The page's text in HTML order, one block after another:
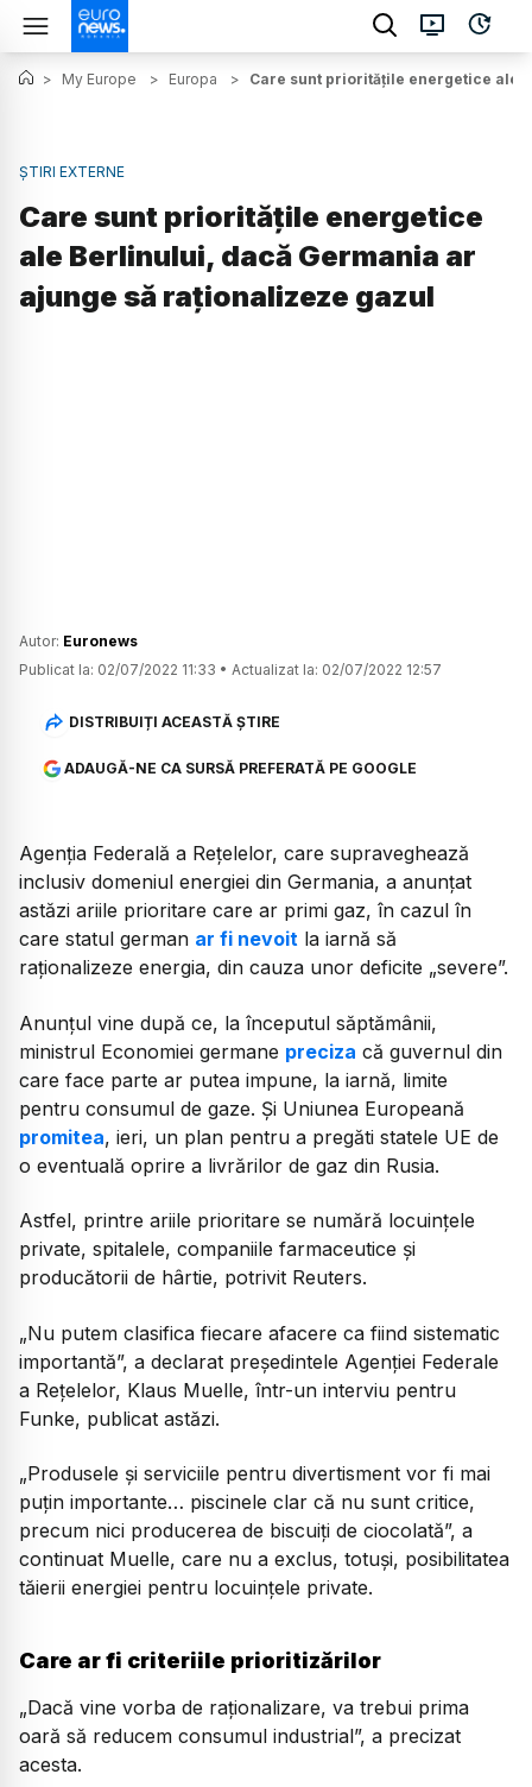
> My Europe > Europa > Care sunt prioritățile energetice ale
ȘTIRI EXTERNE
Care sunt prioritățile energetice
ale Berlinului, dacă Germania ar
ajunge să raționalizeze gazul
Autor: Euronews
Publicat la: 02/07/2022 11:33 • Actualizat la: 02/07/2022 12:57
DISTRIBUIȚI ACEASTĂ ȘTIRE
ADAUGĂ-NE CA SURSĂ PREFERATĂ PE GOOGLE
Agenția Federală a Rețelelor, care supraveghează
inclusiv domeniul energiei din Germania, a anunțat
astăzi ariile prioritare care ar primi gaz, în cazul în
care statul german ar fi nevoit la iarnă să
raționalizeze energia, din cauza unor deficite „severe”.
Anunțul vine după ce, la începutul săptămânii,
ministrul Economiei germane preciza că guvernul din
care face parte ar putea impune, la iarnă, limite
pentru consumul de gaze. Și Uniunea Europeană
promitea, ieri, un plan pentru a pregăti statele UE de
o eventuală oprire a livrărilor de gaz din Rusia.
Astfel, printre ariile prioritare se numără locuințele
private, spitalele, companiile farmaceutice și
producătorii de hârtie, potrivit Reuters.
„Nu putem clasifica fiecare afacere ca fiind sistematic
importantă”, a declarat președintele Agenției Federale
a Rețelelor, Klaus Muelle, într-un interviu pentru
Funke, publicat astăzi.
„Produsele și serviciile pentru divertisment vor fi mai
puțin importante… piscinele clar că nu sunt critice,
precum nici producerea de biscuiți de ciocolată”, a
continuat Muelle, care nu a exclus, totuși, posibilitatea
tăierii energiei pentru locuințele private.
Care ar fi criteriile prioritizărilor
„Dacă vine vorba de raționalizare, va trebui prima
oară să reducem consumul industrial”, a precizat
acesta.